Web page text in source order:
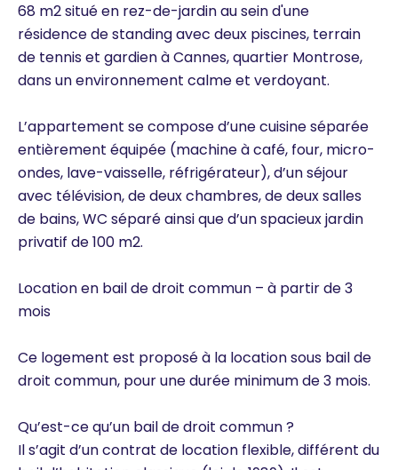
68 m2 situé en rez-de-jardin au sein d'une
résidence de standing avec deux piscines, terrain
de tennis et gardien à Cannes, quartier Montrose,
dans un environnement calme et verdoyant.
L’appartement se compose d’une cuisine séparée
entièrement équipée (machine à café, four, micro-
ondes, lave-vaisselle, réfrigérateur), d’un séjour
avec télévision, de deux chambres, de deux salles
de bains, WC séparé ainsi que d’un spacieux jardin
privatif de 100 m2.
Location en bail de droit commun – à partir de 3
mois
Ce logement est proposé à la location sous bail de
droit commun, pour une durée minimum de 3 mois.
Qu’est-ce qu’un bail de droit commun ?
Il s’agit d’un contrat de location flexible, différent du